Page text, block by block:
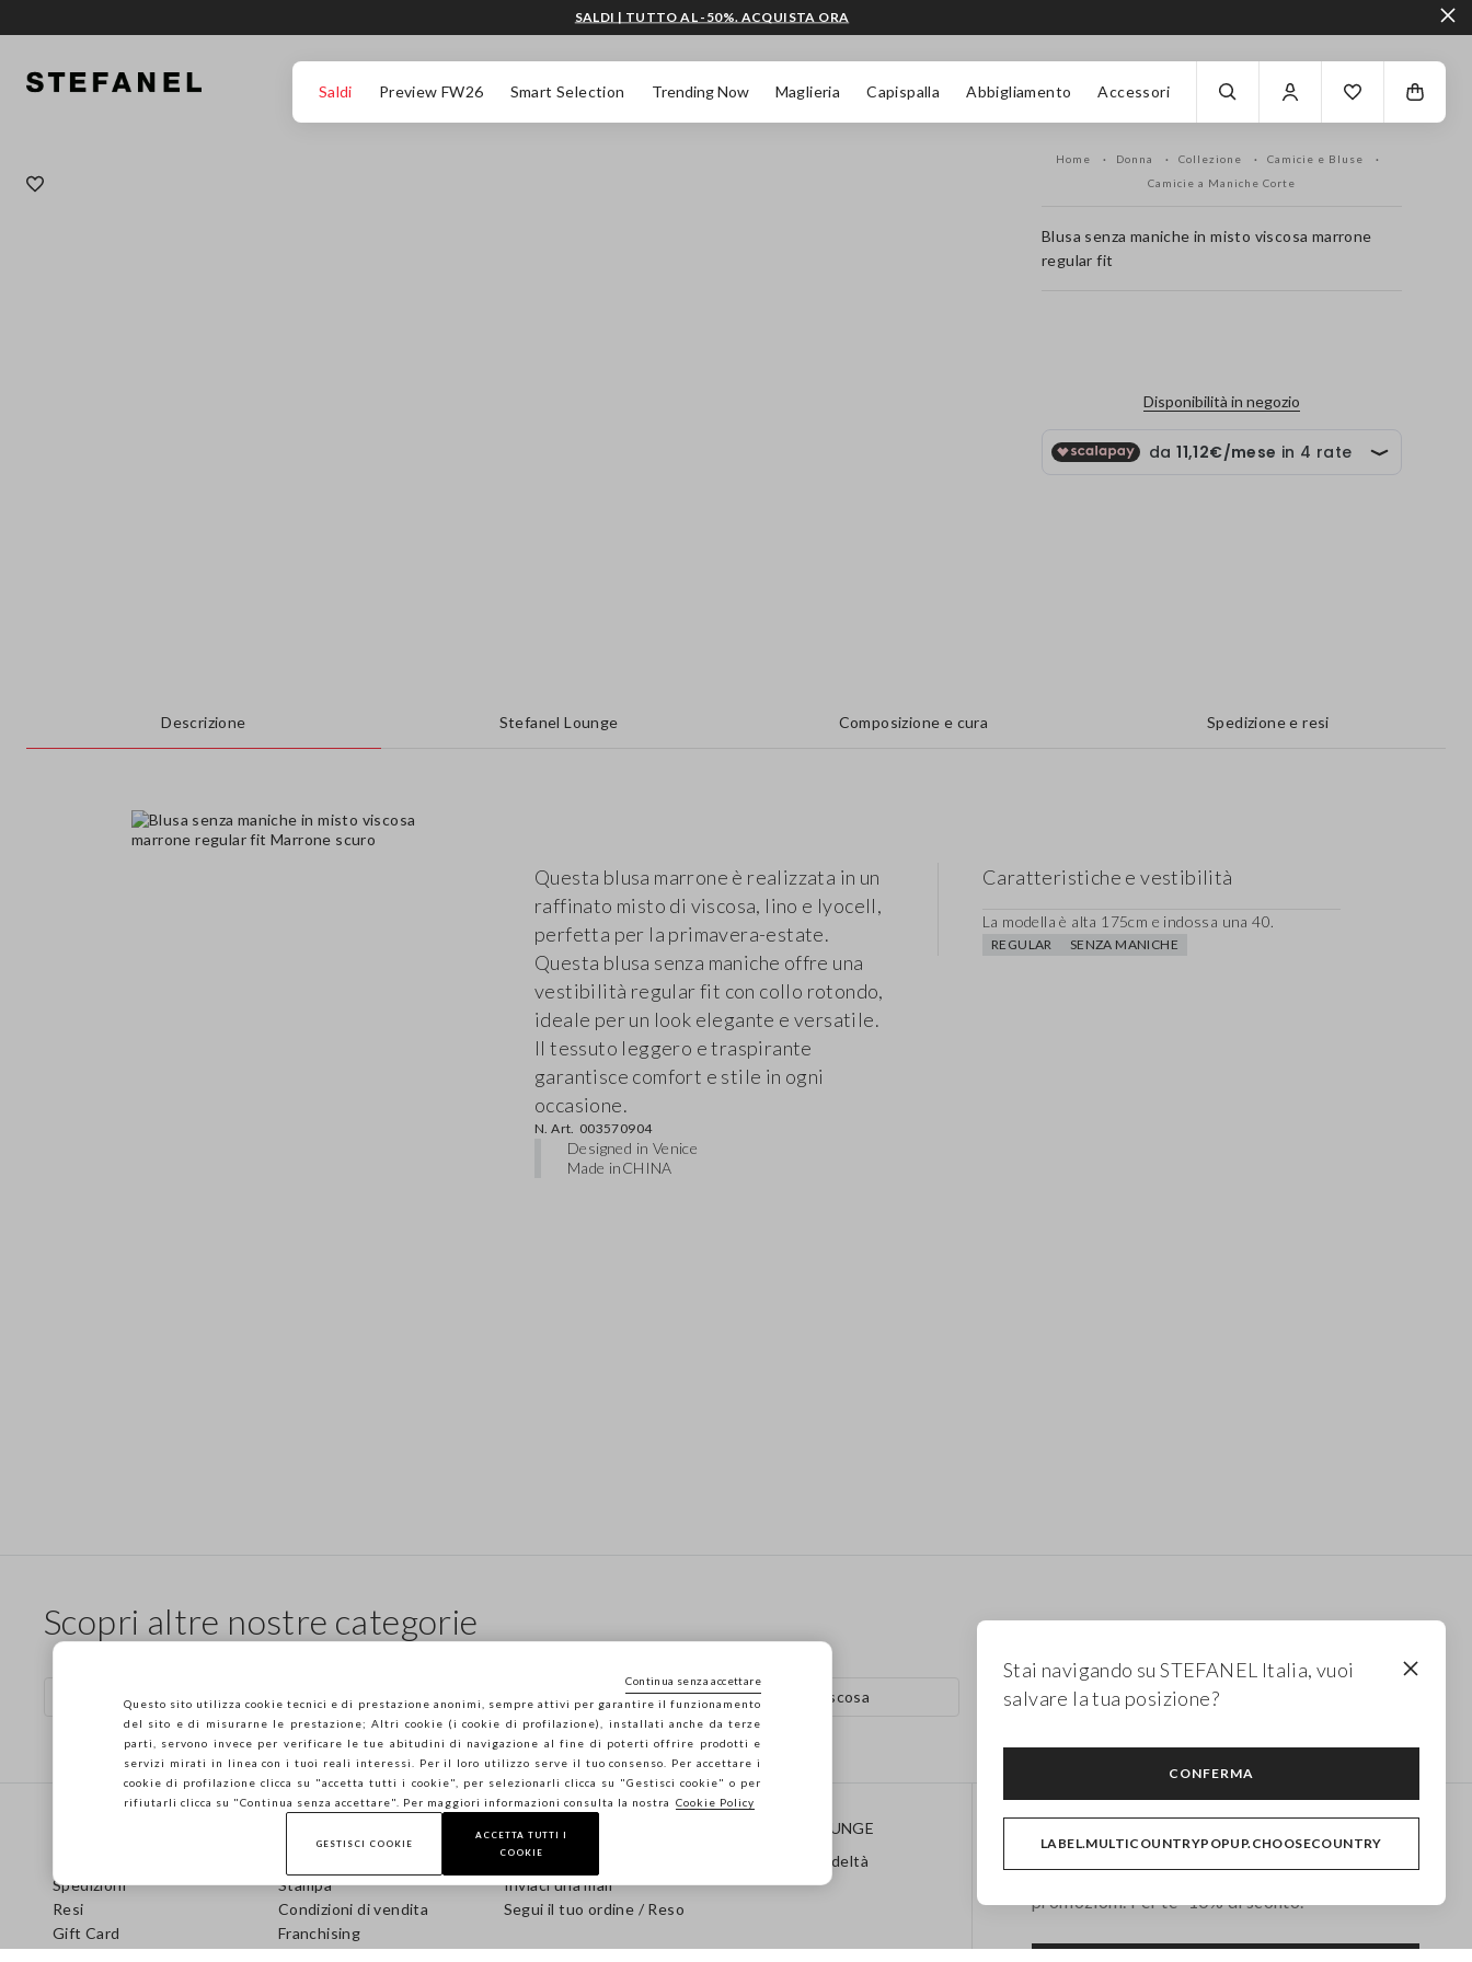
Saldi Preview FW26 Smart Selection Trending Now Maglieria Capispalla Abbigliamento Accessori
SALDI | TUTTO AL -50%. ACQUISTA ORA
Home Donna Collezione
Camicie e Bluse
Camicie a Maniche Corte
Blusa senza maniche in misto viscosa marrone
regular fit
Disponibilità in negozio
Descrizione Stefanel Lounge Composizione e cura Spedizione e resi
Questa blusa marrone è realizzata in un
raffinato misto di viscosa, lino e lyocell,
perfetta per la primavera-estate.
Questa blusa senza maniche offre una
vestibilità regular fit con collo rotondo,
ideale per un look elegante e versatile.
Il tessuto leggero e traspirante
garantisce comfort e stile in ogni
occasione.
N. Art. 003570904
Designed in Venice
Made inCHINA
Caratteristiche e vestibilità
La modella è alta 175cm e indossa una 40.
REGULAR SENZA MANICHE
Scopri altre nostre categorie
Borse marroni Smanicati da donna Abiti in viscosa
Spedizioni
Resi
Gift Card
Stampa
Condizioni di vendita
Franchising
CONTATTI
Chiamaci: 041 8520343
Inviaci una mail
Segui il tuo ordine / Reso
STEFANEL LOUNGE
Programma Fedeltà
Newsletter
Ricevi informazioni su nuovi drop, collezioni e
promozioni. Per te -10% di sconto.
Stai navigando su STEFANEL Italia, vuoi
salvare la tua posizione?
CONFERMA
LABEL.MULTICOUNTRYPOPUP.CHOOSECOUNTRY
Questo sito utilizza cookie tecnici e di prestazione anonimi, sempre attivi per garantire il funzionamento
del sito e di misurarne le prestazione; Altri cookie (i cookie di profilazione), installati anche da terze
parti, servono invece per verificare le tue abitudini di navigazione al fine di poterti offrire prodotti e
servizi mirati in linea con i tuoi reali interessi. Per il loro utilizzo serve il tuo consenso. Per accettare i
cookie di profilazione clicca su "accetta tutti i cookie", per selezionarli clicca su "Gestisci cookie" o per
rifiutarli clicca su "Continua senza accettare". Per maggiori informazioni consulta la nostra Cookie Policy
GESTISCI COOKIE
ACCETTA TUTTI I
COOKIE
Continua senza accettare